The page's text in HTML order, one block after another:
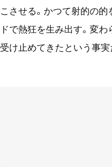
こさせる。かつて射的の
ドで熱狂を生み出す。変
受け止めてきたという事実